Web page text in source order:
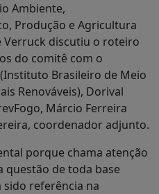
Ambiente,
Produção e Agricultura
Verruck discutiu o roteiro
do comitê com o
Brasileiro de Meio
Renováveis), Dorival
Márcio Ferreira
coordenador adjunto.
porque chama atenção
questão de toda base
referência na